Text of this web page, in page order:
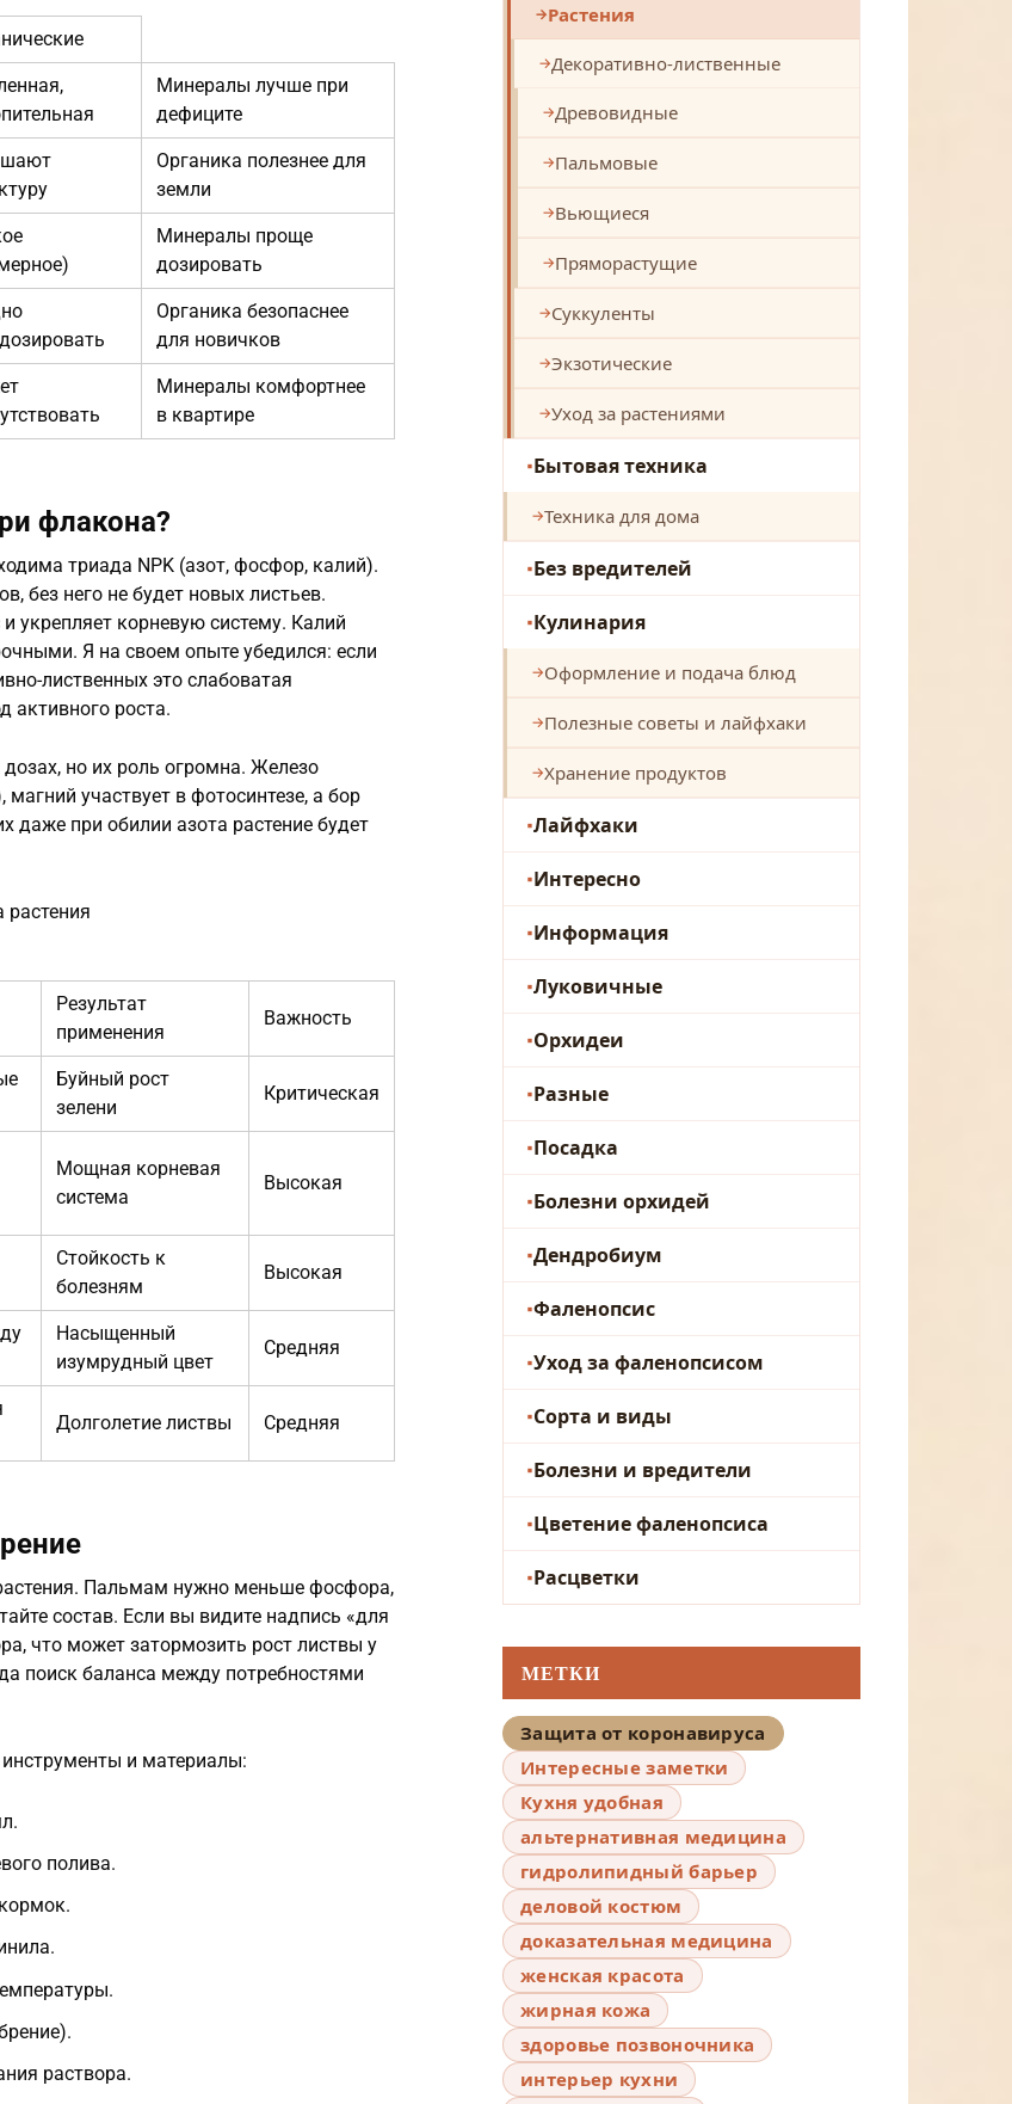
Минералы лучше при
дефиците
Органика полезнее для
земли
Минералы проще
дозировать
Органика безопаснее
для новичков
Минералы комфортнее
в квартире
флакона?
триада NPK (азот, фосфор, калий).
без него не будет новых листьев.
укрепляет корневую систему. Калий
Я на своем опыте убедился: если
лиственных это слабоватая
активного роста.
но их роль огромна. Железо
участвует в фотосинтезе, а бор
даже при обилии азота растение будет
растения
Результат
применения
Важность
Буйный рост
зелени
Критическая
Мощная корневая
система
Высокая
Стойкость к
болезням
Высокая
Насыщенный
изумрудный цвет
Средняя
Долголетие листвы Средняя
Пальмам нужно меньше фосфора,
состав. Если вы видите надпись «для
что может затормозить рост листвы у
поиск баланса между потребностями
и материалы:
полива.
раствора.
Растения
Декоративно-лиственные
Древовидные
Пальмовые
Вьющиеся
Пряморастущие
Суккуленты
Экзотические
Уход за растениями
Бытовая техника
Техника для дома
Без вредителей
Кулинария
Оформление и подача блюд
Полезные советы и лайфхаки
Хранение продуктов
Лайфхаки
Интересно
Информация
Луковичные
Орхидеи
Разные
Посадка
Болезни орхидей
Дендробиум
Фаленопсис
Уход за фаленопсисом
Сорта и виды
Болезни и вредители
Цветение фаленопсиса
Расцветки
МЕТКИ
Защита от коронавируса
Интересные заметки
Кухня удобная
альтернативная медицина
гидролипидный барьер
деловой костюм
доказательная медицина
женская красота
жирная кожа
здоровье позвоночника
интерьер кухни